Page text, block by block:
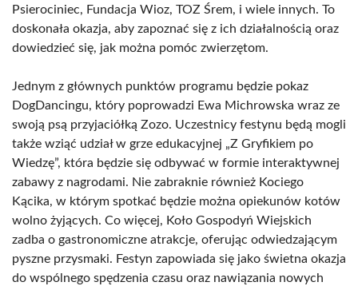
Psierociniec, Fundacja Wioz, TOZ Śrem, i wiele innych. To
doskonała okazja, aby zapoznać się z ich działalnością oraz
dowiedzieć się, jak można pomóc zwierzętom.
Jednym z głównych punktów programu będzie pokaz
DogDancingu, który poprowadzi Ewa Michrowska wraz ze
swoją psą przyjaciółką Zozo. Uczestnicy festynu będą mogli
także wziąć udział w grze edukacyjnej „Z Gryfikiem po
Wiedzę”, która będzie się odbywać w formie interaktywnej
zabawy z nagrodami. Nie zabraknie również Kociego
Kącika, w którym spotkać będzie można opiekunów kotów
wolno żyjących. Co więcej, Koło Gospodyń Wiejskich
zadba o gastronomiczne atrakcje, oferując odwiedzającym
pyszne przysmaki. Festyn zapowiada się jako świetna okazja
do wspólnego spędzenia czasu oraz nawiązania nowych